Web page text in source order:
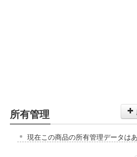
所有管理
現在この商品の所有管理データはあ